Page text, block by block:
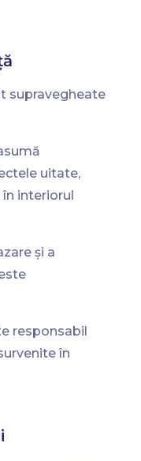
supravegheate
uitate,
interiorul
și a
responsabil
în